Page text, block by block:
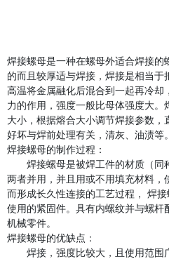
焊接螺母是一种在螺母外适合焊接
的而且较厚适与焊接，焊接是相当
高温将金属融化后混合到一起再冷
力的作用，强度一般比母体强度大
大小，根据熔合大小调节焊接参数
好坏与焊前处理有关，清灰、油渍等。
焊接螺母的制作过程：
焊接螺母是被焊工件的材质（同
两者并用，并且用或不用填充材料，
而形成长久性连接的工艺过程， 焊
使用的紧固件。具有内螺纹并与螺杆
机械零件。
焊接螺母的优缺点：
焊接，强度比较大，且使用范围